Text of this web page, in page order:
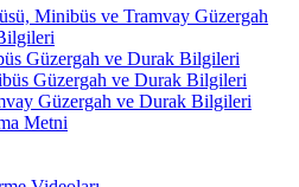
Minibüs ve Tramvay Güzergah
Güzergah ve Durak Bilgileri
Güzergah ve Durak Bilgileri
Güzergah ve Durak Bilgileri
Metni